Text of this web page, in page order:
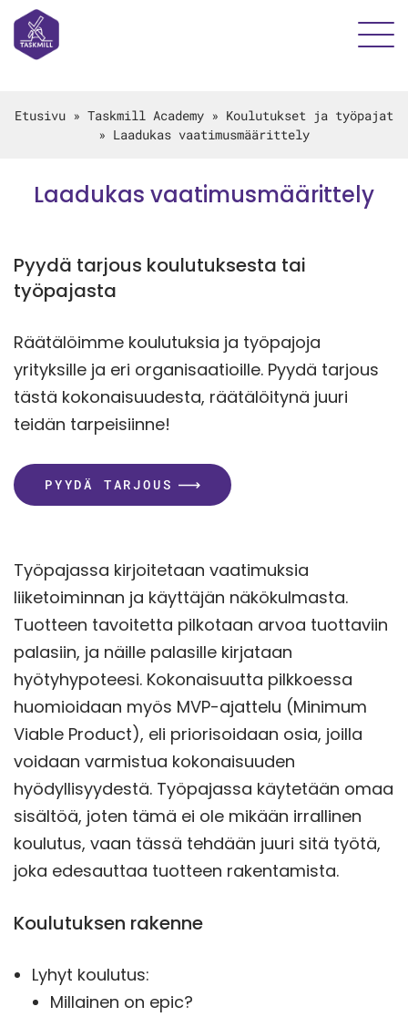
Etusivu » Taskmill Academy » Koulutukset ja työpajat
» Laadukas vaatimusmäärittely
Laadukas vaatimusmäärittely
Pyydä tarjous koulutuksesta tai
työpajasta
Räätälöimme koulutuksia ja työpajoja
yrityksille ja eri organisaatioille. Pyydä tarjous
tästä kokonaisuudesta, räätälöitynä juuri
teidän tarpeisiinne!
PYYDÄ TARJOUS
Työpajassa kirjoitetaan vaatimuksia
liiketoiminnan ja käyttäjän näkökulmasta.
Tuotteen tavoitetta pilkotaan arvoa tuottaviin
palasiin, ja näille palasille kirjataan
hyötyhypoteesi. Kokonaisuutta pilkkoessa
huomioidaan myös MVP-ajattelu (Minimum
Viable Product), eli priorisoidaan osia, joilla
voidaan varmistua kokonaisuuden
hyödyllisyydestä. Työpajassa käytetään omaa
sisältöä, joten tämä ei ole mikään irrallinen
koulutus, vaan tässä tehdään juuri sitä työtä,
joka edesauttaa tuotteen rakentamista.
Koulutuksen rakenne
Lyhyt koulutus:
Millainen on epic?